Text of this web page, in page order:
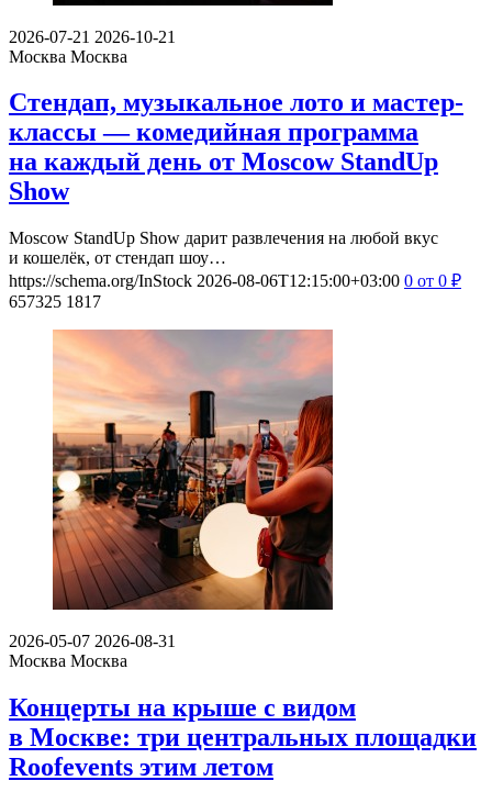
2026-07-21 2026-10-21
Москва Москва
Стендап, музыкальное лото и мастер-
классы — комедийная программа
на каждый день от Moscow StandUp
Show
Moscow StandUp Show дарит развлечения на любой вкус
и кошелёк, от стендап шоу…
https://schema.org/InStock 2026-08-06T12:15:00+03:00 0 от 0 ₽
657325 1817
2026-05-07 2026-08-31
Москва Москва
Концерты на крыше с видом
в Москве: три центральных площадки
Roofevents этим летом